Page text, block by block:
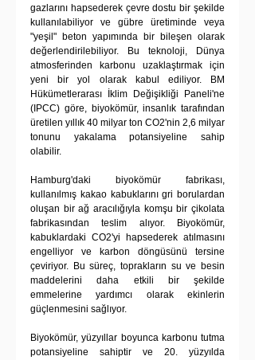
gazlarını hapsederek çevre dostu bir şekilde
kullanılabiliyor ve gübre üretiminde veya
"yeşil" beton yapımında bir bileşen olarak
değerlendirilebiliyor. Bu teknoloji, Dünya
atmosferinden karbonu uzaklaştırmak için
yeni bir yol olarak kabul ediliyor. BM
Hükümetlerarası İklim Değişikliği Paneli'ne
(IPCC) göre, biyokömür, insanlık tarafından
üretilen yıllık 40 milyar ton CO2'nin 2,6 milyar
tonunu yakalama potansiyeline sahip
olabilir.
Hamburg'daki biyokömür fabrikası,
kullanılmış kakao kabuklarını gri borulardan
oluşan bir ağ aracılığıyla komşu bir çikolata
fabrikasından teslim alıyor. Biyokömür,
kabuklardaki CO2'yi hapsederek atılmasını
engelliyor ve karbon döngüsünü tersine
çeviriyor. Bu süreç, toprakların su ve besin
maddelerini daha etkili bir şekilde
emmelerine yardımcı olarak ekinlerin
güçlenmesini sağlıyor.
Biyokömür, yüzyıllar boyunca karbonu tutma
potansiyeline sahiptir ve 20. yüzyılda